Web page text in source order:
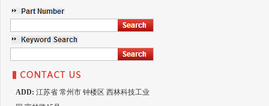
ADD: 江苏省 常州市 钟楼区 西林科技工业